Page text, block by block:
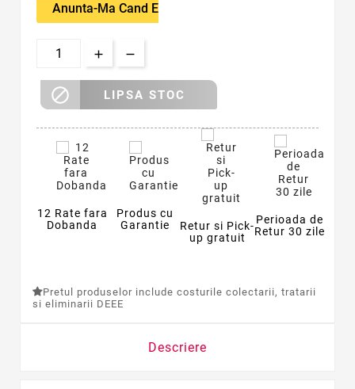
Anunta-Ma Cand Este Disponibil
 LIPSA STOC
12 Rate fara
Dobanda
Produs cu
Garantie
Retur si Pick-
up gratuit
Perioada de
Retur 30 zile
Pretul produselor include costurile colectarii, tratarii
si eliminarii DEEE
Descriere